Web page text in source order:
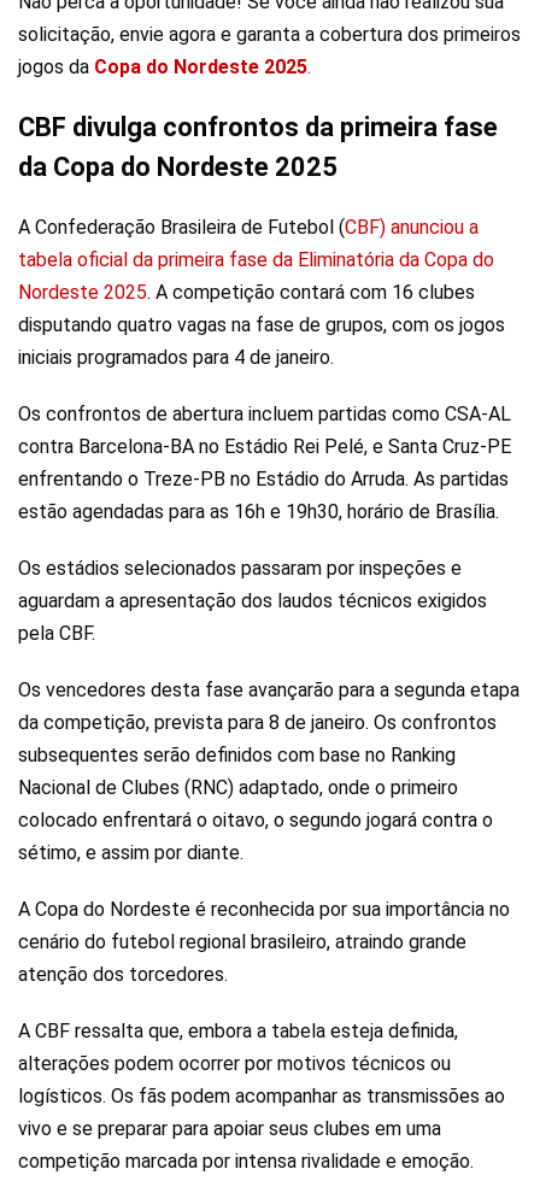
solicitação, envie agora e garanta a cobertura dos primeiros
jogos da Copa do Nordeste 2025.
CBF divulga confrontos da primeira fase
da Copa do Nordeste 2025
A Confederação Brasileira de Futebol (CBF) anunciou a
tabela oficial da primeira fase da Eliminatória da Copa do
Nordeste 2025. A competição contará com 16 clubes
disputando quatro vagas na fase de grupos, com os jogos
iniciais programados para 4 de janeiro.
Os confrontos de abertura incluem partidas como CSA-AL
contra Barcelona-BA no Estádio Rei Pelé, e Santa Cruz-PE
enfrentando o Treze-PB no Estádio do Arruda. As partidas
estão agendadas para as 16h e 19h30, horário de Brasília.
Os estádios selecionados passaram por inspeções e
aguardam a apresentação dos laudos técnicos exigidos
pela CBF.
Os vencedores desta fase avançarão para a segunda etapa
da competição, prevista para 8 de janeiro. Os confrontos
subsequentes serão definidos com base no Ranking
Nacional de Clubes (RNC) adaptado, onde o primeiro
colocado enfrentará o oitavo, o segundo jogará contra o
sétimo, e assim por diante.
A Copa do Nordeste é reconhecida por sua importância no
cenário do futebol regional brasileiro, atraindo grande
atenção dos torcedores.
A CBF ressalta que, embora a tabela esteja definida,
alterações podem ocorrer por motivos técnicos ou
logísticos. Os fãs podem acompanhar as transmissões ao
vivo e se preparar para apoiar seus clubes em uma
competição marcada por intensa rivalidade e emoção.